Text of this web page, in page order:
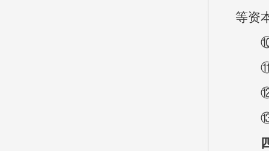
等资
⑩对
⑪资
⑫资
⑬对